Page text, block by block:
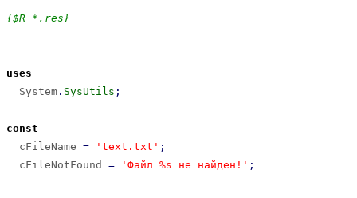
{$R *.res}
uses
  System
. SysUtils ;
const
  cFileName
= 'text.txt' ;
  сFileNotFound
= 'Файл %s не найден!' ;